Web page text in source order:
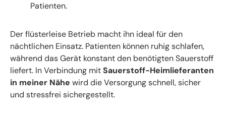
Patienten.
Der flüsterleise Betrieb macht ihn ideal für den
nächtlichen Einsatz. Patienten können ruhig schlafen,
während das Gerät konstant den benötigten Sauerstoff
liefert. In Verbindung mitSauerstoff-Heimlieferanten
in meiner Nähe wird die Versorgung schnell, sicher
und stressfrei sichergestellt.